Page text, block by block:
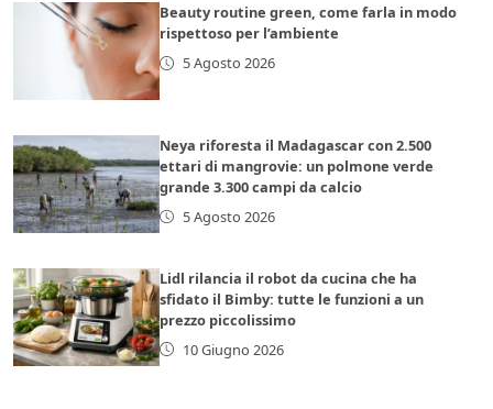
Beauty routine green, come farla in modo
rispettoso per l’ambiente
5 Agosto 2026
Neya riforesta il Madagascar con 2.500
ettari di mangrovie: un polmone verde
grande 3.300 campi da calcio
5 Agosto 2026
Lidl rilancia il robot da cucina che ha
sfidato il Bimby: tutte le funzioni a un
prezzo piccolissimo
10 Giugno 2026